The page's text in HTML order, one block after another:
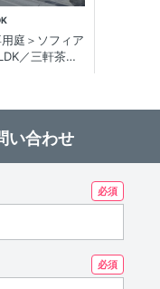
庭＞ソフィア
／三軒茶屋
い合わせ